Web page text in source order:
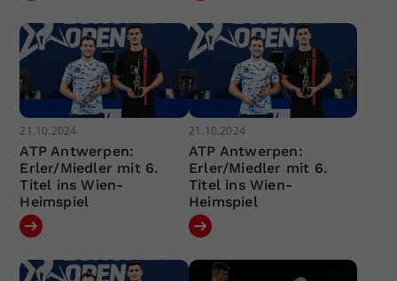
21.10.2024
ATP Antwerpen:
Erler/Miedler mit 6.
Titel ins Wien-
Heimspiel
21.10.2024
ATP Antwerpen:
Erler/Miedler mit 6.
Titel ins Wien-
Heimspiel